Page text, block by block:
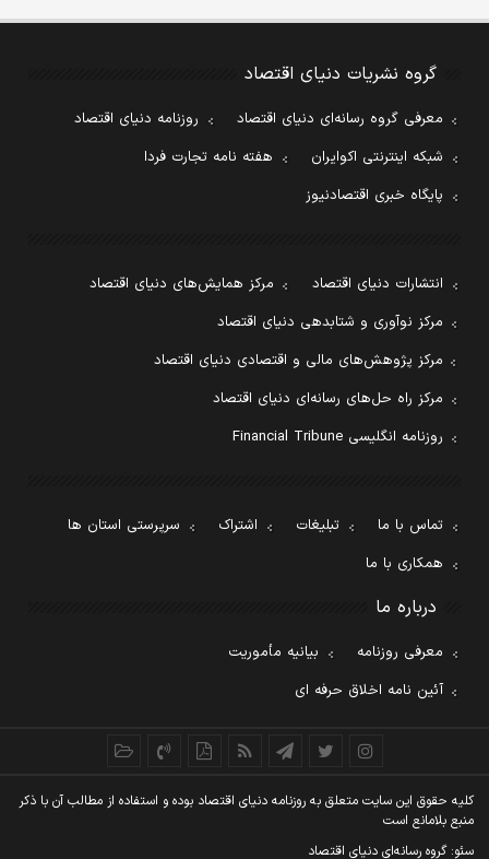
گروه نشریات دنیای اقتصاد
معرفی گروه رسانه‌ای دنیای اقتصاد
روزنامه دنیای اقتصاد
شبکه اینترنتی اکوایران
هفته نامه تجارت فردا
پایگاه خبری اقتصادنیوز
انتشارات دنیای اقتصاد
مرکز همایش‌های دنیای اقتصاد
مرکز نوآوری و شتابدهی دنیای اقتصاد
مرکز پژوهش‌های مالی و اقتصادی دنیای اقتصاد
مرکز راه حل‌های رسانه‌ای دنیای اقتصاد
روزنامه انگلیسی Financial Tribune
تماس با ما تبلیغات اشتراک
سرپرستی استان ها
همکاری با ما
درباره ما
معرفی روزنامه
بیانیه مأموریت
آئین نامه اخلاق حرفه ای
کليه حقوق اين سايت متعلق به روزنامه دنيای اقتصاد بوده و استفاده از مطالب آن با ذکر
منبع بلامانع است
سئو: گروه رسانه‌ای دنیای اقتصاد